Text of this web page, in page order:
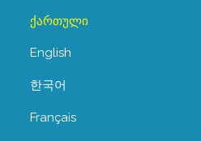
ქართული
English
한국어
Français